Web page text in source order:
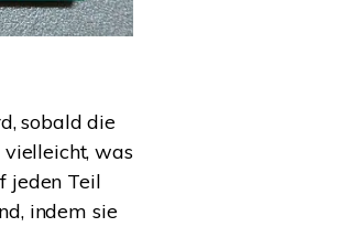
sobald die
was
jeden Teil
indem sie